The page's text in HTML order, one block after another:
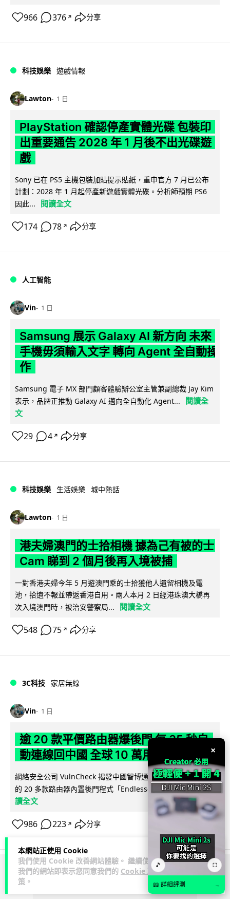
本網站正使用 Cookie
我們使用 Cookie 改善網站體驗。 繼續使用
我們的網站即表示您同意我們的 Cookie 政
策 。
966 376 ↗ 分享
科技娛樂 遊戲情報
Lawton 1 日
PlayStation 確認停產實體光碟 包裝印
出重要通告 2028 年 1 月後不出光碟遊
戲
Sony 已在 PS5 主機包裝加貼提示貼紙，重申官方 7 月已公布
計劃：2028 年 1 月起停產新遊戲實體光碟。分析師預期 PS6
因此...
閱讀全文
174 78 ↗ 分享
人工智能
Vin 1 日
Samsung 展示 Galaxy AI 新方向 未來
手機毋須輸入文字 轉向 Agent 全自動操
作
Samsung 電子 MX 部門顧客體驗辦公室主管兼副總裁 Jay Kim
表示，品牌正推動 Galaxy AI 邁向全自動化 Agent...
閱讀全
文
29 4 ↗ 分享
科技娛樂 生活娛樂 城中熱話
Lawton 1 日
港夫婦澳門的士拾相機 據為己有被的士
Cam 睇到 2 個月後再入境被捕
一對香港夫婦今年 5 月遊澳門乘的士拾獲他人遺留相機及電
池，拾遺不報並帶返香港自用。兩人本月 2 日經港珠澳大橋再
次入境澳門時，被治安警察局...
閱讀全文
548 75 ↗ 分享
3C科技 家居無線
Vin 1 日
逾 20 款平價路由器爆後門 每 35 秒自
動連線回中國 全球 10 萬用家私隱堪憂
網絡安全公司 VulnCheck 揭發中國智博通電子（Zbtlink）生產
的 20 多款路由器內置後門程式「Endlessdoors」（無盡... 閱
讀全文
986 223 ↗ 分享
ADVERTISEMENT
×
🎵 ⛶
📖 詳細評測 →